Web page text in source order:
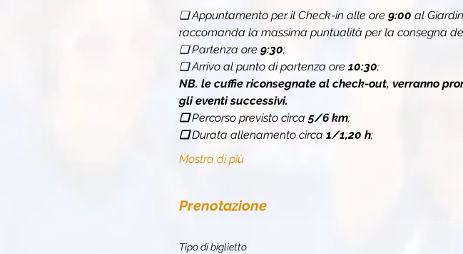
❏ Appuntamento per il Check-in alle ore 9:00 al
raccomanda la massima puntualità per la consegna
❏ Partenza ore 9:30;
❏ Arrivo al punto di partenza ore 10:30;
NB. le cuffie riconsegnate al check-out, verranno
gli eventi successivi.
❏ Percorso previsto circa 5/6 km;
❏ Durata allenamento circa 1/1,20 h;
Mostra di più
Prenotazione
Tipo di biglietto